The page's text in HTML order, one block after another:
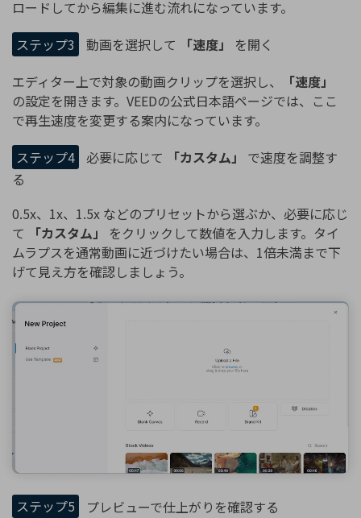
ロードしてから編集に進む流れになっています。
ステップ3
動画を選択して 「速度」
を開く
エディター上で対象の動画クリップを選択し、
「速度」
の設定を開きます。VEEDの公式日本語ページでは、ここ
で再生速度を変更する案内になっています。
ステップ4 必要に応じて 「カスタム」
で速度を調整す
る
0.5x、1x、1.5x などのプリセットから選ぶか、必要に応じ
て
「カスタム」
をクリックして数値を入力します。タイ
ムラプスを通常動画に近づけたい場合は、1倍未満まで下
げて見え方を確認しましょう。
ステップ5
プレビューで仕上がりを確認する